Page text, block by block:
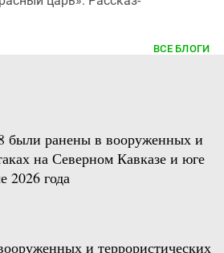
ВСЕ БЛОГИ
были ранены в вооруженных и
на Северном Кавказе и юге
2026 года
и террористических